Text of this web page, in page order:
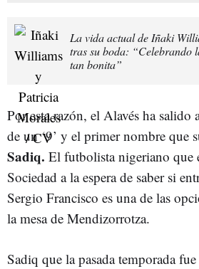
La vida actual de Iñaki
tras su boda: “Celebrando
tan bonita”
Por esta razón, el Alavés ha salido
de un ‘9’ y el primer nombre que
Sadiq. El futbolista nigeriano que
Sociedad a la espera de saber si
Sergio Francisco es una de las
la mesa de Mendizorrotza.
Sadiq que la pasada temporada